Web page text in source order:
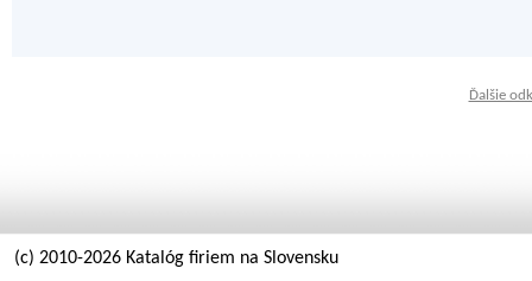
Ďalšie
(c) 2010-2026 Katalóg firiem na Slovensku